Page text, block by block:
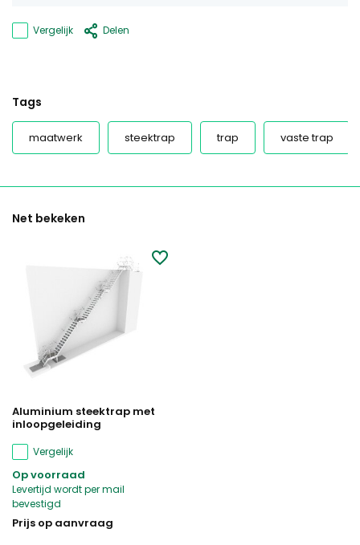
Vergelijk Delen
Tags
maatwerk steektrap trap vaste trap
Net bekeken
Aluminium steektrap met
inloopgeleiding
Vergelijk
Op voorraad
Levertijd wordt per mail
bevestigd
Prijs op aanvraag